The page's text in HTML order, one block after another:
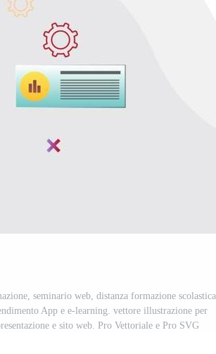
seminario web, distanza formazione scolastica,
App e e-learning. vettore illustrazione per
e sito web. Pro Vettoriale e Pro SVG